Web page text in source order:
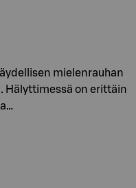
mielenrauhan
Hälyttimessä on erittäin